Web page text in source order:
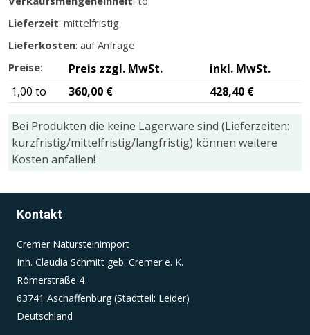
Lieferzeit: mittelfristig
Lieferkosten: auf Anfrage
Preise: Preis zzgl. MwSt.
inkl. MwSt.
1,00 to
360,00 € 428,40 €
Bei Produkten die keine Lagerware sind (Lieferzeiten:
kurzfristig/mittelfristig/langfristig) können weitere
Kosten anfallen!
Kontakt
Cremer Natursteinimport
Inh. Claudia Schmitt geb. Cremer e. K.
Römerstraße 4
63741 Aschaffenburg (Stadtteil: Leider)
Deutschland
Cookie Laufzeit:
gelöscht (Sitzungscookie)
Name:
cookie_consent
Dieser Cookie speichert die ausgewählten
Einverständnis-Optionen des Benutzers
1 Jahr